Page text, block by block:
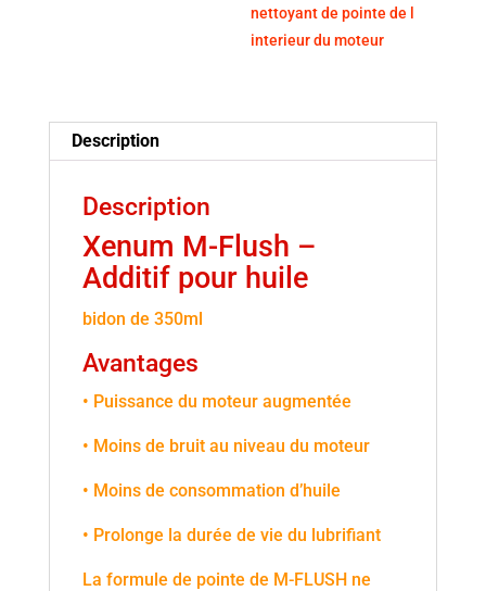
nettoyant de pointe de l
interieur du moteur
Description
Description
Xenum M-Flush –
Additif pour huile
bidon de 350ml
Avantages
• Puissance du moteur augmentée
• Moins de bruit au niveau du moteur
• Moins de consommation d’huile
• Prolonge la durée de vie du lubrifiant
La formule de pointe de M-FLUSH ne